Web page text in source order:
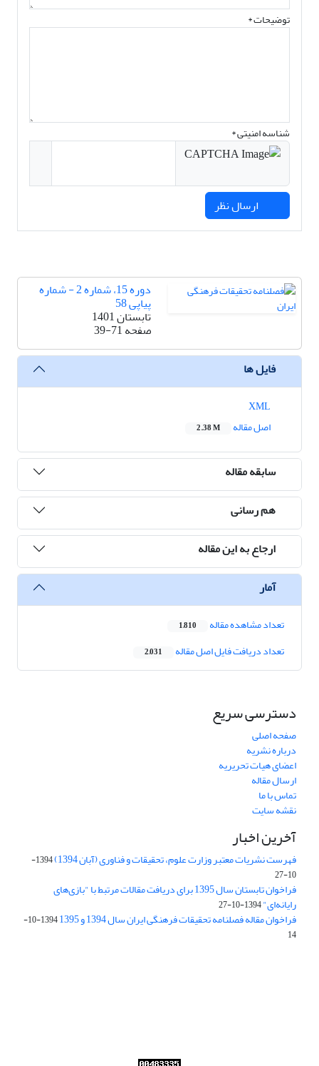
توضیحات *
شناسه امنیتی *
دوره 15، شماره 2 - شماره
پیاپی 58
تابستان 1401
صفحه39-71
فایل ها
اصل مقاله
2.38 M
سابقه مقاله
هم رسانی
ارجاع به این مقاله
آمار
تعداد مشاهده مقاله 1,810
تعداد دریافت فایل اصل مقاله 2,031
دسترسی سریع
صفحه اصلی
درباره نشریه
اعضای هیات تحریریه
ارسال مقاله
تماس با ما
نقشه سایت
آخرین اخبار
فهرست نشریات معتبر وزارت علوم، تحقیقات و فناوری (آبان 1394)
1394-
10-27
فراخوان تابستان سال 1395 برای دریافت مقالات مرتبط با "بازی‌های
رایانه‌ای"1394-10-27
فراخوان مقاله فصلنامه تحقیقات فرهنگی ایران سال 1394 و 1395
1394-10-
14